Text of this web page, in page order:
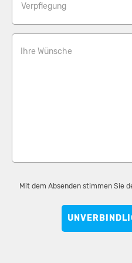
Verpflegung
Ihre Wünsche
Mit dem Absenden stimmen Sie